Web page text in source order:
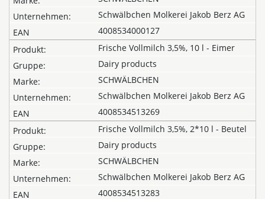
Schwälbchen Molkerei Jakob Berz AG
4008534000127
Frische Vollmilch 3,5%, 10 l - Eimer
Dairy products
SCHWÄLBCHEN
Schwälbchen Molkerei Jakob Berz AG
4008534513269
Frische Vollmilch 3,5%, 2*10 l - Beutel
Dairy products
SCHWÄLBCHEN
Schwälbchen Molkerei Jakob Berz AG
4008534513283